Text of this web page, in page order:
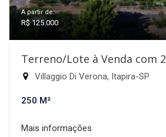
A partir de:
R$ 125.000
Terreno/Lote à Venda com
Villaggio Di Verona, Itapira-SP
250 M²
Mais informações